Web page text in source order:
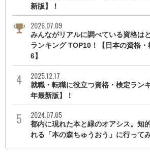
新版】！
2026.07.09
みんながリアルに調べている資格は
ランキング TOP10！【日本の資格
6】
2025.12.17
就職・転職に役立つ資格・検定ラン
年最新版】！
2024.07.05
都内に現れた本と緑のオアシス。知
れる「本の森ちゅうおう」に行って